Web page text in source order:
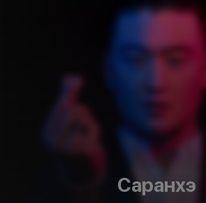
Саранхэ